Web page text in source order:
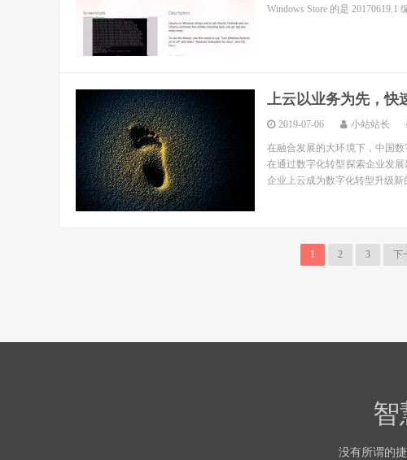
Windows Store 的是 20170619.1
上云以业务为先，快
2019-07-06 小站站长
在融合发展的大环境下，中国
在通过数字化转型探索企业发
企业上云成为数字化转型升级
1 2 3 下
智
没有所谓的